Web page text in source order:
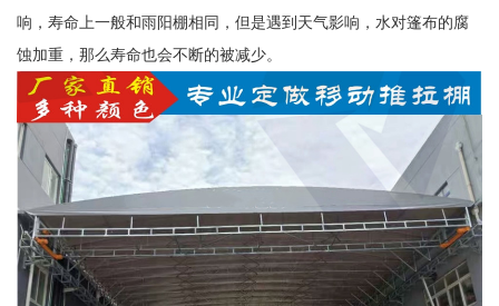
响，寿命上一般和雨阳棚相同，但是遇到天气影响，水对篷布的腐
蚀加重，那么寿命也会不断的被减少。